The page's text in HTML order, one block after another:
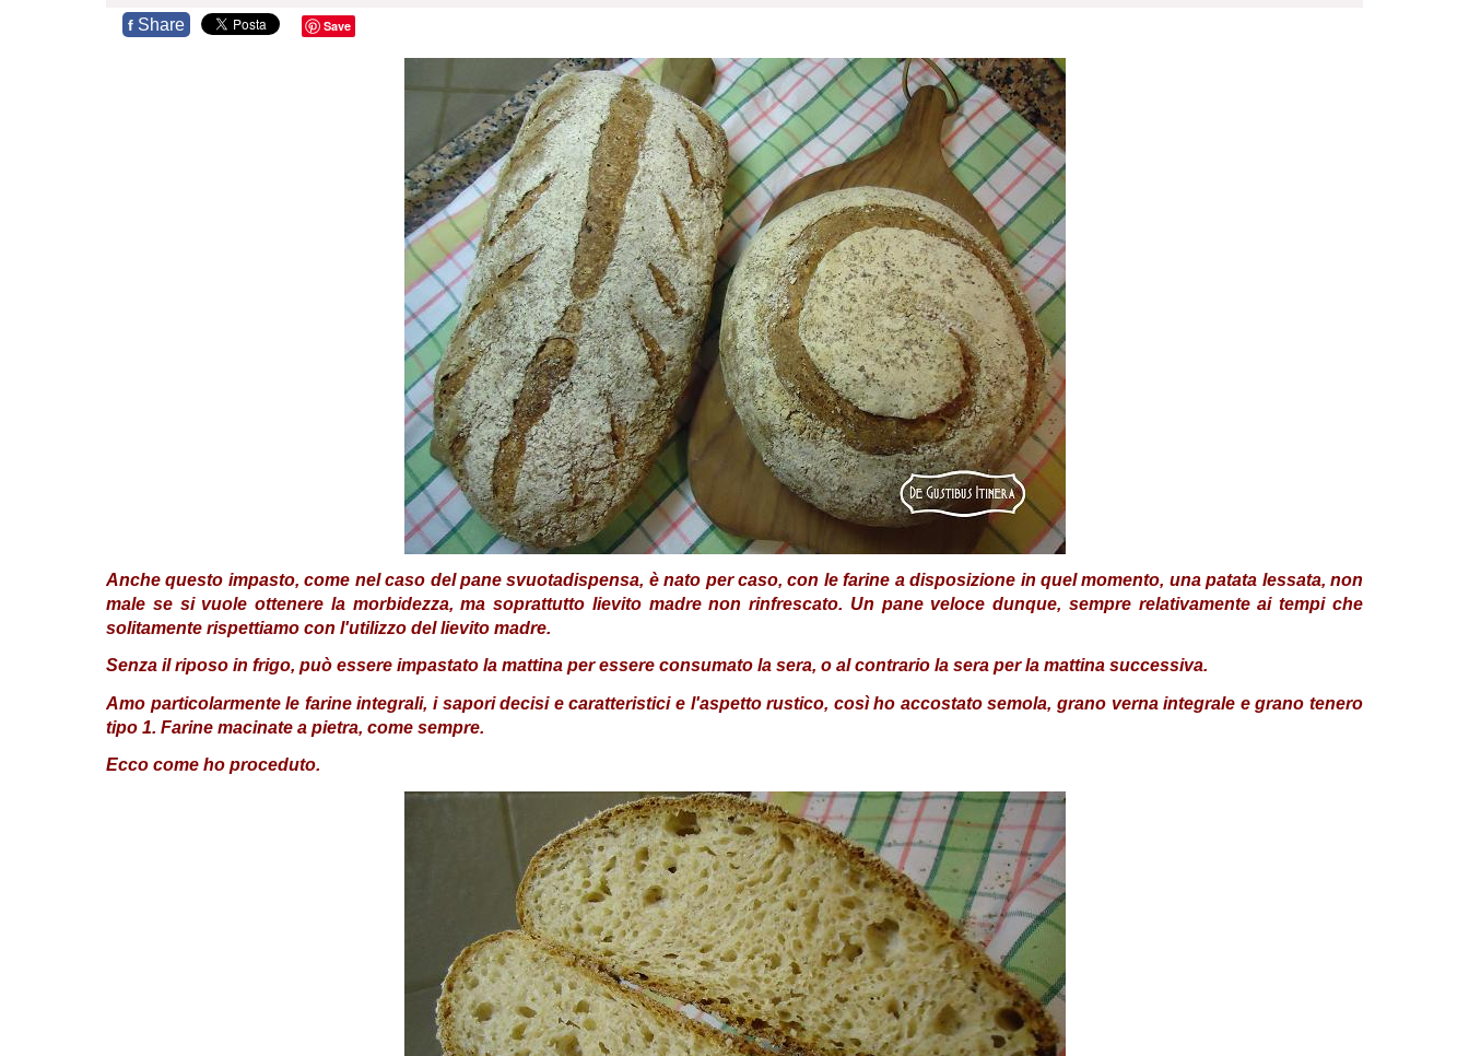
f Share Save
Anche questo impasto, come nel caso del pane svuotadispensa, è nato per caso, con le farine a disposizione in quel momento, una patata lessata, non
male se si vuole ottenere la morbidezza, ma soprattutto lievito madre non rinfrescato. Un pane veloce dunque, sempre relativamente ai tempi che
solitamente rispettiamo con l'utilizzo del lievito madre.
Senza il riposo in frigo, può essere impastato la mattina per essere consumato la sera, o al contrario la sera per la mattina successiva.
Amo particolarmente le farine integrali, i sapori decisi e caratteristici e l'aspetto rustico, così ho accostato semola, grano verna integrale e grano tenero
tipo 1. Farine macinate a pietra, come sempre.
Ecco come ho proceduto.